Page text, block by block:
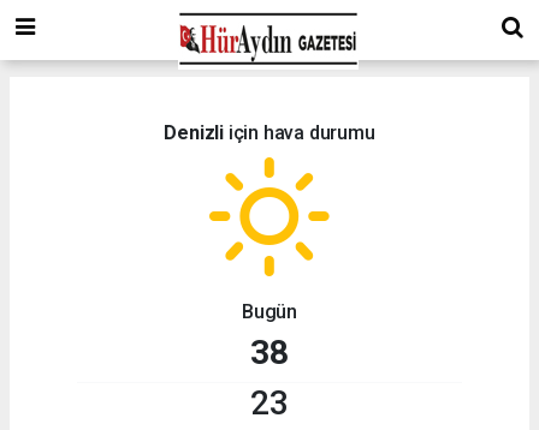
Denizliiçin hava durumu
Bugün
38
23